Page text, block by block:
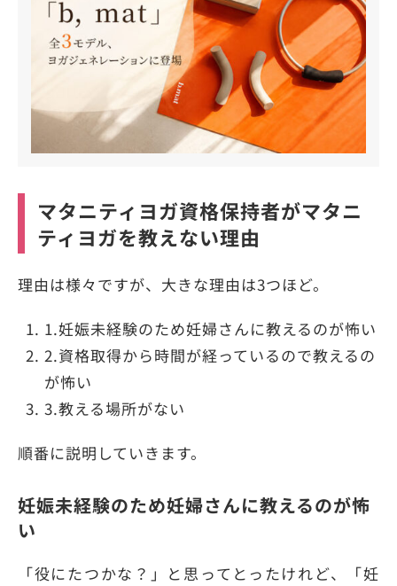
マタニティヨガ資格保持者がマタニ
ティヨガを教えない理由
理由は様々ですが、大きな理由は3つほど。
1.妊娠未経験のため妊婦さんに教えるのが怖い
2.資格取得から時間が経っているので教えるの
が怖い
3.教える場所がない
順番に説明していきます。
妊娠未経験のため妊婦さんに教えるのが怖
い
「役にたつかな？」と思ってとったけれど、「妊